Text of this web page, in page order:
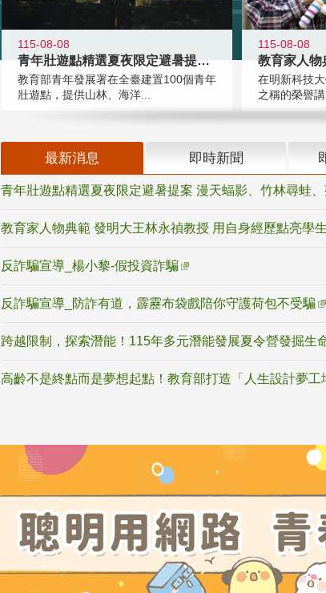
115-08-08
青年壯遊點精選夏夜限定避暑提案 漫
教育部青年發展署在全臺建置100個青年
壯遊點，提供山林、海洋...
115-08-08
在明新科技
之稱的榮譽
最新消息 即時新聞
青年壯遊點精選夏夜限定避暑提案 漫天蝠影、竹林尋蛙
教育家人物典範 發明大王林永禎教授 用自身經歷點亮學
反詐騙宣導_楊小黎-假投資詐騙
反詐騙宣導_防詐有道，霹靂布袋戲陪你守護荷包不受騙
跨越限制，探索潛能！115年多元潛能發展夏令營發掘生
高齡不是終點而是夢想起點！教育部打造「人生設計夢